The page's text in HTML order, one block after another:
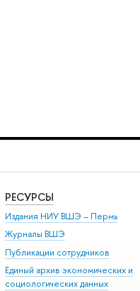
РЕСУРСЫ
Издания НИУ ВШЭ ­– Пермь
Журналы ВШЭ
Публикации сотрудников
Единый архив экономических и
социологических данных